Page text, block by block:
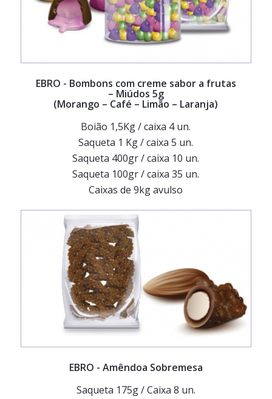
EBRO - Bombons com creme sabor a frutas
– Miúdos 5g
(Morango – Café – Limão – Laranja)
Boião 1,5Kg / caixa 4 un.
Saqueta 1 Kg / caixa 5 un.
Saqueta 400gr / caixa 10 un.
Saqueta 100gr / caixa 35 un.
Caixas de 9kg avulso
EBRO - Amêndoa Sobremesa
Saqueta 175g / Caixa 8 un.